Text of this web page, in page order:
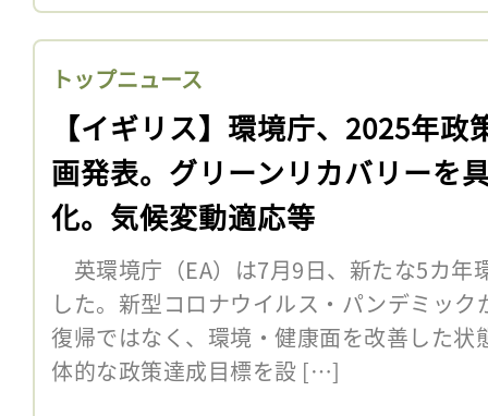
トップニュース
【イギリス】環境庁、2025年政
画発表。グリーンリカバリーを
化。気候変動適応等
英環境庁（EA）は7月9日、新たな5カ年
した。新型コロナウイルス・パンデミッ
復帰ではなく、環境・健康面を改善した状
体的な政策達成目標を設 […]